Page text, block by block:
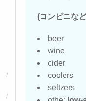
(コンビニな
beer
wine
cider
coolers
seltzers